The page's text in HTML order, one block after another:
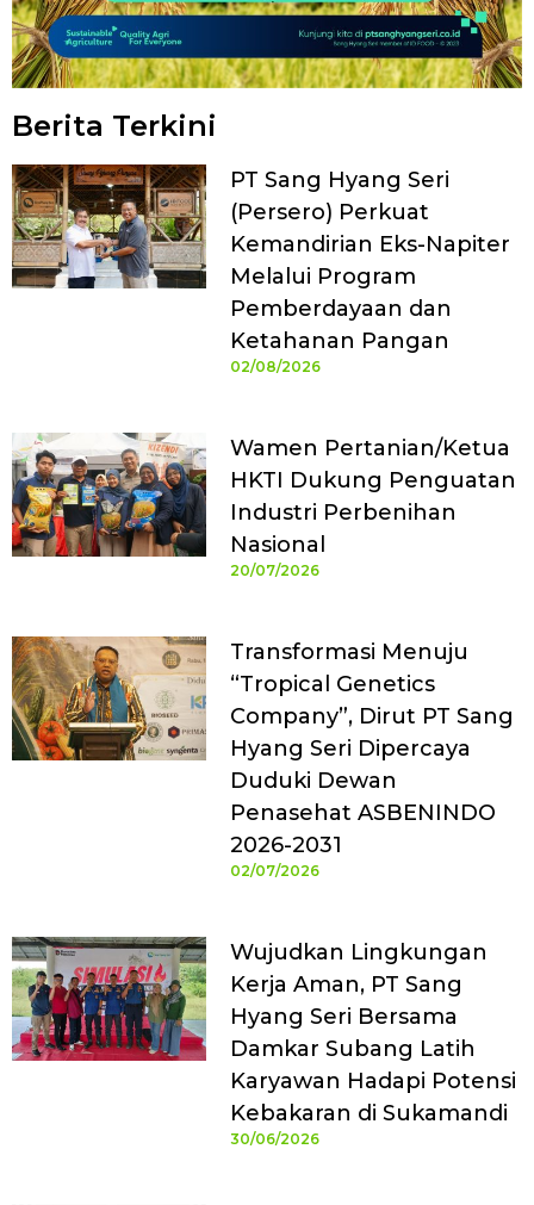
Berita Terkini
PT Sang Hyang Seri
(Persero) Perkuat
Kemandirian Eks-Napiter
Melalui Program
Pemberdayaan dan
Ketahanan Pangan
02/08/2026
Wamen Pertanian/Ketua
HKTI Dukung Penguatan
Industri Perbenihan
Nasional
20/07/2026
Transformasi Menuju
“Tropical Genetics
Company”, Dirut PT Sang
Hyang Seri Dipercaya
Duduki Dewan
Penasehat ASBENINDO
2026-2031
02/07/2026
Wujudkan Lingkungan
Kerja Aman, PT Sang
Hyang Seri Bersama
Damkar Subang Latih
Karyawan Hadapi Potensi
Kebakaran di Sukamandi
30/06/2026